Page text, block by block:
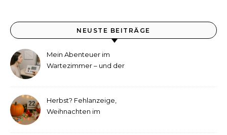
NEUSTE BEITRÄGE
Mein Abenteuer im
Wartezimmer – und der
Herbst? Fehlanzeige,
Weihnachten im